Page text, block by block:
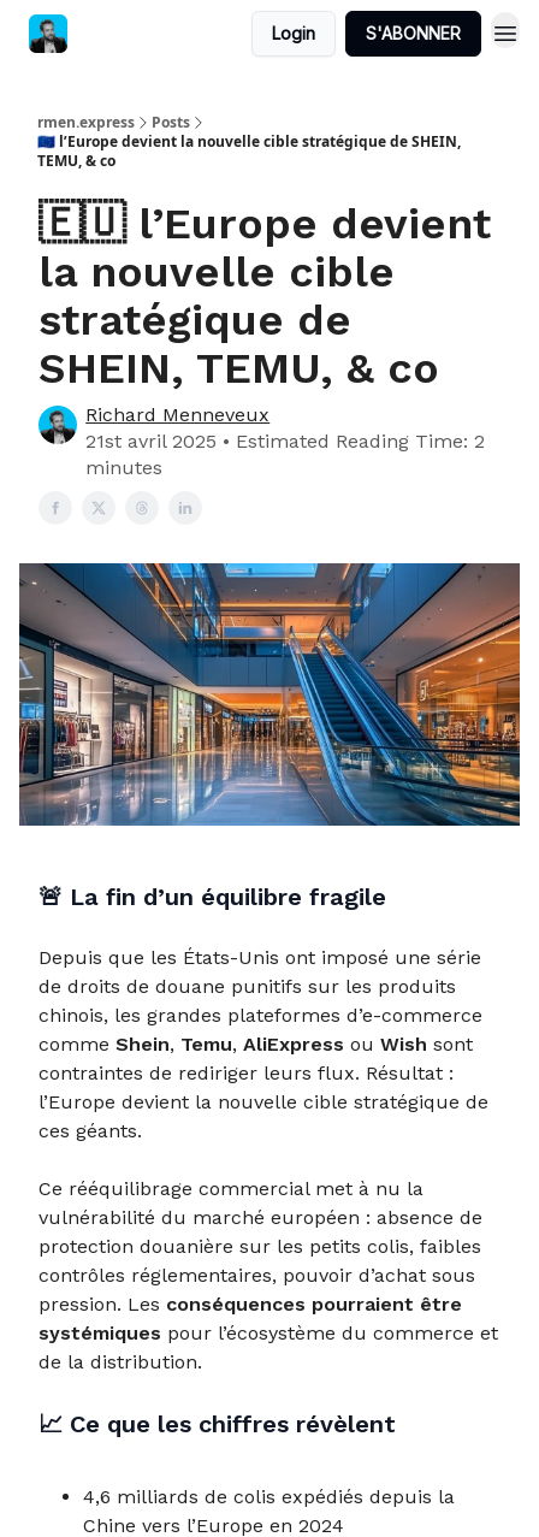
Login S'ABONNER
rmen.express
Posts
🇪🇺 l’Europe devient la nouvelle cible stratégique de SHEIN,
TEMU, & co
🇪🇺 l’Europe devient
la nouvelle cible
stratégique de
SHEIN, TEMU, & co
Richard Menneveux
21st avril 2025 • Estimated Reading Time: 2
minutes
🚨 La fin d’un équilibre fragile
Depuis que les États-Unis ont imposé une série
de droits de douane punitifs sur les produits
chinois, les grandes plateformes d’e-commerce
comme Shein, Temu, AliExpress ou Wish sont
contraintes de rediriger leurs flux. Résultat :
l’Europe devient la nouvelle cible stratégique de
ces géants.
Ce rééquilibrage commercial met à nu la
vulnérabilité du marché européen : absence de
protection douanière sur les petits colis, faibles
contrôles réglementaires, pouvoir d’achat sous
pression. Les conséquences pourraient être
systémiques pour l’écosystème du commerce et
de la distribution.
📈 Ce que les chiffres révèlent
4,6 milliards de colis expédiés depuis la
Chine vers l’Europe en 2024